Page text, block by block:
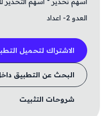
العدو 2- اعداد
الاشتراك لتحميل
البحث عن التطبيق
شروحات التثبيت